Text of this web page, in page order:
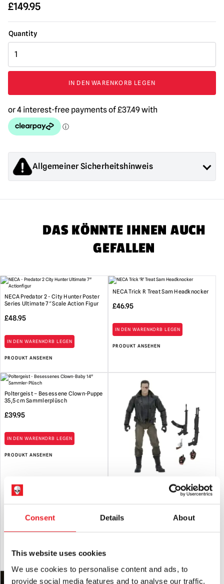
Consent Details About
This website uses cookies
We use cookies to personalise content and ads, to
provide social media features and to analyse our traffic.
£149.95
Saw
Puppe
Dreirad
Sound
30cm
Actionfigur
IN DEN WARENKORB LEGEN
Allgemeiner Sicherheitshinweis
Sammlerstücke für Erwachsene oder Halloween-
DAS KÖNNTE IHNEN AUCH
GEFALLEN
NECA Predator 2 - City Hunter Poster
Series Ultimate 7″ Scale Action Figur
£48.95
IN DEN WARENKORB LEGEN
PRODUKT ANSEHEN
NECA Trick R Treat Sam Headknocker
£46.95
IN DEN WARENKORB LEGEN
PRODUKT ANSEHEN
Poltergeist – Besessene Clown-Puppe
35,5 cm Sammlerplüsch
£39.95
IN DEN WARENKORB LEGEN
PRODUKT ANSEHEN
NECA The Terminator – T-800
Polizeistations-Angriff Ultimate 7″
£44.95